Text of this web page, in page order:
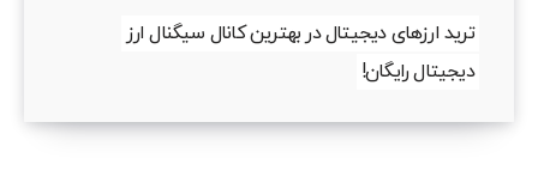
ترید ارزهای دیجیتال در بهترین کانال سیگنال ارز
دیجیتال رایگان!